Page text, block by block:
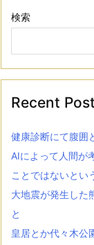
検索
Recent
健康診断にて腹囲
AIによって人間が
ことではないとい
大地震が発生した
と
皇居とか代々木公